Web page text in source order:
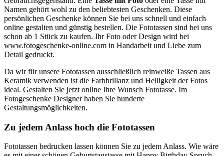
Namen gehört wohl zu den beliebtesten Geschenken. Diese
persönlichen Geschenke können Sie bei uns schnell und einfach
online gestalten und günstig bestellen. Die Fototassen sind bei uns
schon ab 1 Stück zu kaufen. Ihr Foto oder Design wird bei
www.fotogeschenke-online.com in Handarbeit und Liebe zum
Detail gedruckt.
Da wir für unsere Fototassen ausschließlich reinweiße Tassen aus
Keramik verwenden ist die Farbbrillanz und Helligkeit der Fotos
ideal. Gestalten Sie jetzt online Ihre Wunsch Fototasse. Im
Fotogeschenke Designer haben Sie hunderte
Gestaltungsmöglichkeiten.
Zu jedem Anlass hoch die Fototassen
Fototassen bedrucken lassen können Sie zu jedem Anlass. Wie wäre